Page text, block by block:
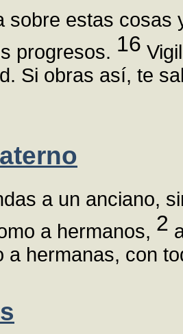
sobre estas cosas
progresos. 16
Si obras así, te
a un anciano,
a hermanos, 2
a hermanas, con